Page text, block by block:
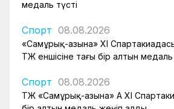
медаль түсті
Спорт 08.08.2026
«Самұрық-Қазына» XI
ҚТЖ еншісіне тағы бір алтын медаль
Спорт 08.08.2026
ҚТЖ «Самұрық-Қазына» АҚ XI